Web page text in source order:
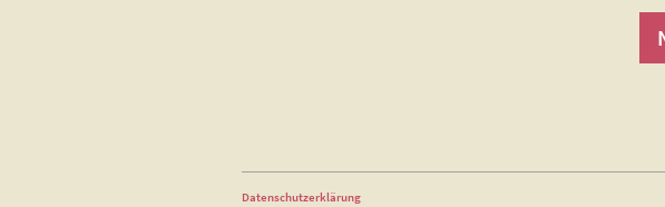
Datenschutzerklärung